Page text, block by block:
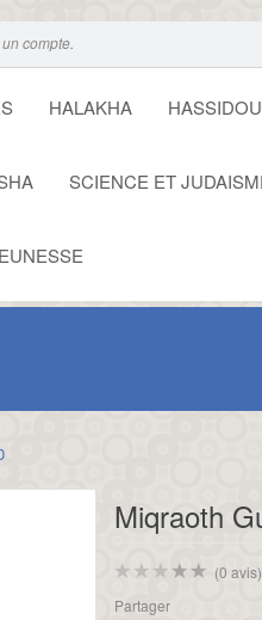
compte.
HALAKHA
SCIENCE ET
Miqraoth
(0 avis)
Partager